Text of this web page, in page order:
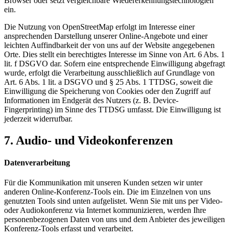
ein.
Die Nutzung von OpenStreetMap erfolgt im Interesse einer
ansprechenden Darstellung unserer Online-Angebote und einer
leichten Auffindbarkeit der von uns auf der Website angegebenen
Orte. Dies stellt ein berechtigtes Interesse im Sinne von Art. 6 Abs. 1
lit. f DSGVO dar. Sofern eine entsprechende Einwilligung abgefragt
wurde, erfolgt die Verarbeitung ausschließlich auf Grundlage von
Art. 6 Abs. 1 lit. a DSGVO und § 25 Abs. 1 TTDSG, soweit die
Einwilligung die Speicherung von Cookies oder den Zugriff auf
Informationen im Endgerät des Nutzers (z. B. Device-
Fingerprinting) im Sinne des TTDSG umfasst. Die Einwilligung ist
jederzeit widerrufbar.
7. Audio- und Videokonferenzen
Datenverarbeitung
Für die Kommunikation mit unseren Kunden setzen wir unter
anderen Online-Konferenz-Tools ein. Die im Einzelnen von uns
genutzten Tools sind unten aufgelistet. Wenn Sie mit uns per Video-
oder Audiokonferenz via Internet kommunizieren, werden Ihre
personenbezogenen Daten von uns und dem Anbieter des jeweiligen
Konferenz-Tools erfasst und verarbeitet.